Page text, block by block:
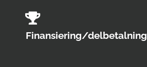
Finansiering/delbetalning